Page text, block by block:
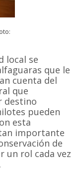
local se
que le
cuenta del
que
destino
pueden
esta
importante
de
un rol cada vez